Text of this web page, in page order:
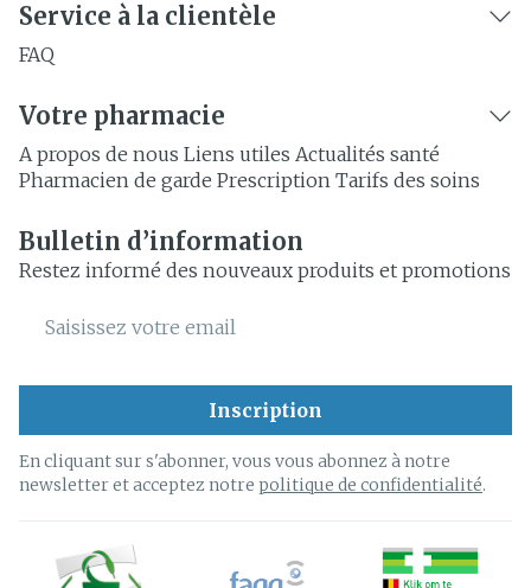
Service à la clientèle
FAQ
Votre pharmacie
A propos de nous Liens utiles Actualités santé
Pharmacien de garde Prescription Tarifs des soins
Bulletin d’information
Restez informé des nouveaux produits et promotions
Adresse mail
Inscription
En cliquant sur s'abonner, vous vous abonnez à notre
newsletter et acceptez notre politique de confidentialité.